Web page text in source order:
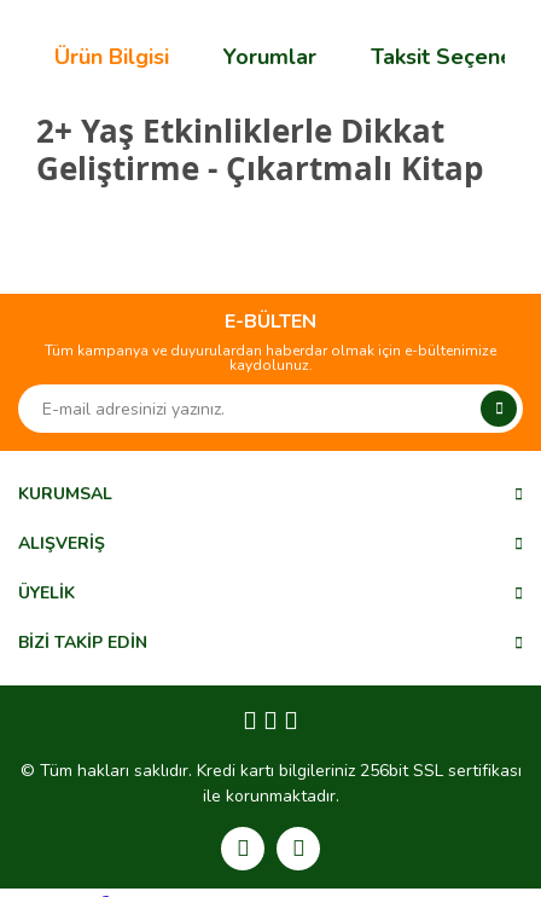
Ürün Bilgisi Yorumlar Taksit
2+ Yaş Etkinliklerle Dikkat
Geliştirme - Çıkartmalı Kitap
Yorum Yaz
kullanarak tarafımıza iletebilirsiniz.
Görüş ve önerileriniz için teşekkür ederiz.
Ürün açıklamasında eksik bilgiler bulunuyor.
Ürün bilgilerinde hatalar bulunuyor.
E-BÜLTEN
Tüm kampanya ve duyurulardan haberdar olmak için e-bültenimize
kaydolunuz.
KURUMSAL
ALIŞVERİŞ
ÜYELİK
BİZİ TAKİP EDİN
© Tüm hakları saklıdır. Kredi kartı bilgileriniz 256bit SSL sertifikası
ile korunmaktadır.